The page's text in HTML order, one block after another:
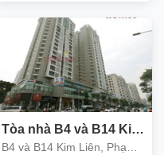
Tòa nhà B4 và B14 Kim
Liên, Phạm Ngọc
B4 và B14 Kim Liên, Phạm